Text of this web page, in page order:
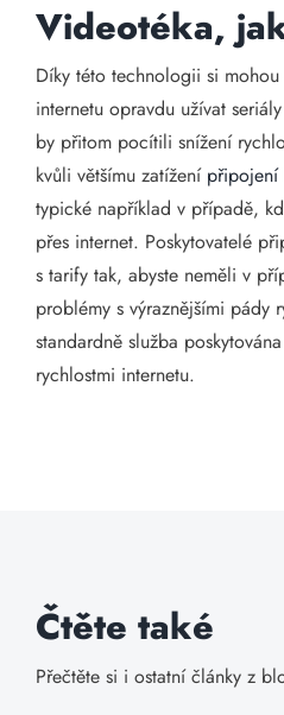
Videotéka,
Díky této technologii si
internetu opravdu užívat
by přitom pocítili snížení
kvůli většímu zatížení připojení
typické například v případě,
přes internet. Poskytovatelé
s tarify tak, abyste neměli v
problémy s výraznějšími pády
standardně služba
rychlostmi internetu.
Čtěte také
Přečtěte si i ostatní články z